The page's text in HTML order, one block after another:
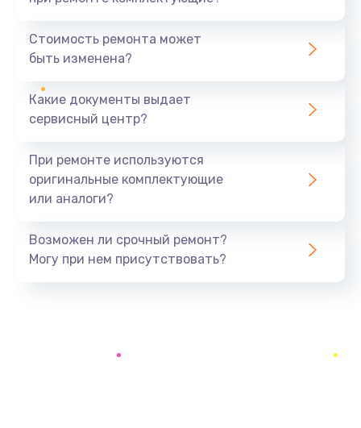
1440 руб.
Ремонт южного моста
Замена батарейки BIOS
Заказать
Стоимость ремонта может
быть изменена?
Какие документы выдает
сервисный центр?
При ремонте используются
оригинальные комплектующие
или аналоги?
Возможен ли срочный ремонт?
Могу при нем присутствовать?